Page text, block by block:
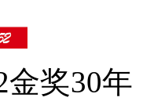
金奖30年